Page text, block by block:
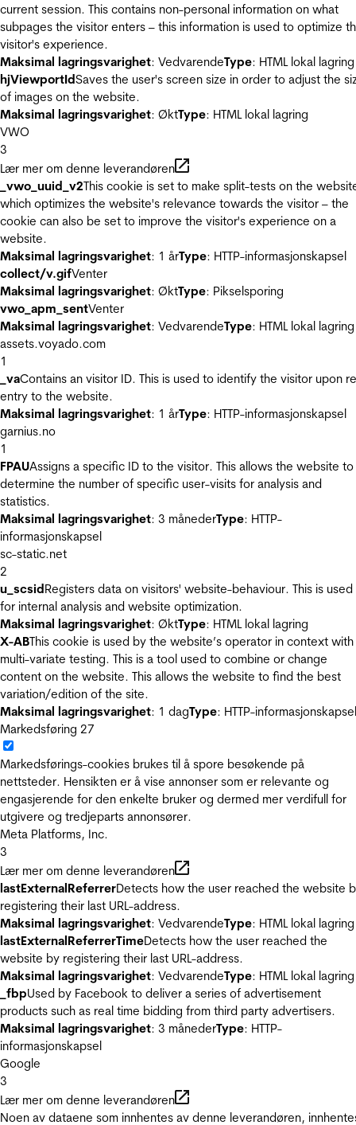
current session. This contains non-personal information on what
subpages the visitor enters – this information is used to optimize
visitor's experience.
Maksimal lagringsvarighet: VedvarendeType: HTML lokal lagring
hjViewportIdSaves the user's screen size in order to adjust the
of images on the website.
Maksimal lagringsvarighet: ØktType: HTML lokal lagring
VWO
3
Lær mer om denne leverandøren
_vwo_uuid_v2This cookie is set to make split-tests on the
which optimizes the website's relevance towards the visitor – the
cookie can also be set to improve the visitor's experience on a
website.
Maksimal lagringsvarighet: 1 årType: HTTP-informasjonskapsel
collect/v.gifVenter
Maksimal lagringsvarighet: ØktType: Pikselsporing
vwo_apm_sentVenter
Maksimal lagringsvarighet: VedvarendeType: HTML lokal lagring
assets.voyado.com
1
_vaContains an visitor ID. This is used to identify the visitor upon
entry to the website.
Maksimal lagringsvarighet: 1 årType: HTTP-informasjonskapsel
garnius.no
1
FPAUAssigns a specific ID to the visitor. This allows the website to
determine the number of specific user-visits for analysis and
statistics.
Maksimal lagringsvarighet: 3 månederType: HTTP-
informasjonskapsel
sc-static.net
2
u_scsidRegisters data on visitors' website-behaviour. This is used
for internal analysis and website optimization.
Maksimal lagringsvarighet: ØktType: HTML lokal lagring
X-ABThis cookie is used by the website’s operator in context with
multi-variate testing. This is a tool used to combine or change
content on the website. This allows the website to find the best
variation/edition of the site.
Maksimal lagringsvarighet: 1 dagType: HTTP-informasjonskapsel
Markedsføring 27
Markedsførings-cookies brukes til å spore besøkende på
nettsteder. Hensikten er å vise annonser som er relevante og
engasjerende for den enkelte bruker og dermed mer verdifull for
utgivere og tredjeparts annonsører.
Meta Platforms, Inc.
3
Lær mer om denne leverandøren
lastExternalReferrerDetects how the user reached the website
registering their last URL-address.
Maksimal lagringsvarighet: VedvarendeType: HTML lokal lagring
lastExternalReferrerTimeDetects how the user reached the
website by registering their last URL-address.
Maksimal lagringsvarighet: VedvarendeType: HTML lokal lagring
_fbpUsed by Facebook to deliver a series of advertisement
products such as real time bidding from third party advertisers.
Maksimal lagringsvarighet: 3 månederType: HTTP-
informasjonskapsel
Google
3
Lær mer om denne leverandøren
Noen av dataene som innhentes av denne leverandøren,